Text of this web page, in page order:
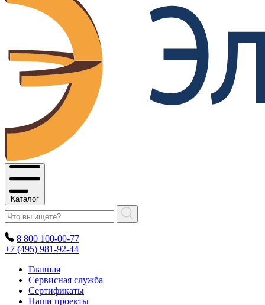
Каталог
8 800 100-00-77
+7 (495) 981-92-44
Главная
Сервисная служба
Сертификаты
Наши проекты